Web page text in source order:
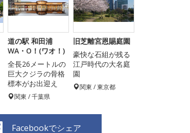
道の駅 和田浦
WA・O！(ワオ！)
全長26メートルの
巨大クジラの骨格
標本がお出迎え
関東 / 千葉県
旧芝離宮恩賜庭園
豪快な石組が残る
江戸時代の大名庭
園
関東 / 東京都
Facebookでシェア